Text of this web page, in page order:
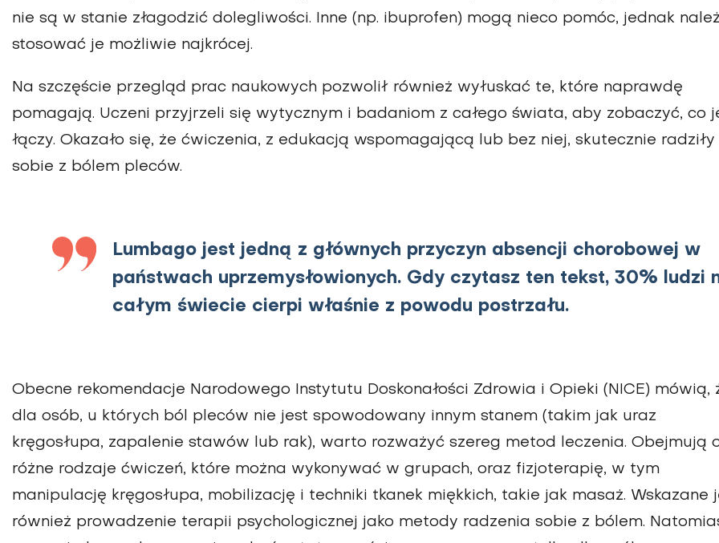
nie są w stanie złagodzić dolegliwości. Inne (np. ibuprofen) mogą nieco pomóc, jednak
stosować je możliwie najkrócej.
Na szczęście przegląd prac naukowych pozwolił również wyłuskać te, które naprawdę
pomagają. Uczeni przyjrzeli się wytycznym i badaniom z całego świata, aby zobaczyć, co
łączy. Okazało się, że ćwiczenia, z edukacją wspomagającą lub bez niej, skutecznie radziły
sobie z bólem pleców.
Lumbago jest jedną z głównych przyczyn absencji chorobowej w
państwach uprzemysłowionych. Gdy czytasz ten tekst, 30% ludzi
całym świecie cierpi właśnie z powodu postrzału.
Obecne rekomendacje Narodowego Instytutu Doskonałości Zdrowia i Opieki (NICE) mówią,
dla osób, u których ból pleców nie jest spowodowany innym stanem (takim jak uraz
kręgosłupa, zapalenie stawów lub rak), warto rozważyć szereg metod leczenia. Obejmują
różne rodzaje ćwiczeń, które można wykonywać w grupach, oraz fizjoterapię, w tym
manipulację kręgosłupa, mobilizację i techniki tkanek miękkich, takie jak masaż. Wskazane
również prowadzenie terapii psychologicznej jako metody radzenia sobie z bólem.